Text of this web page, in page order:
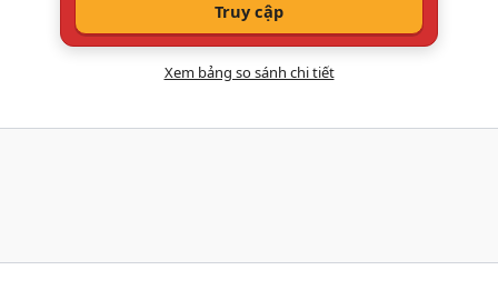
Truy cập
Xem bảng so sánh chi tiết